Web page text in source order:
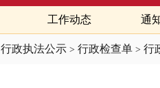
工作动态 通
行政执法公示 > 行政检查单 > 行